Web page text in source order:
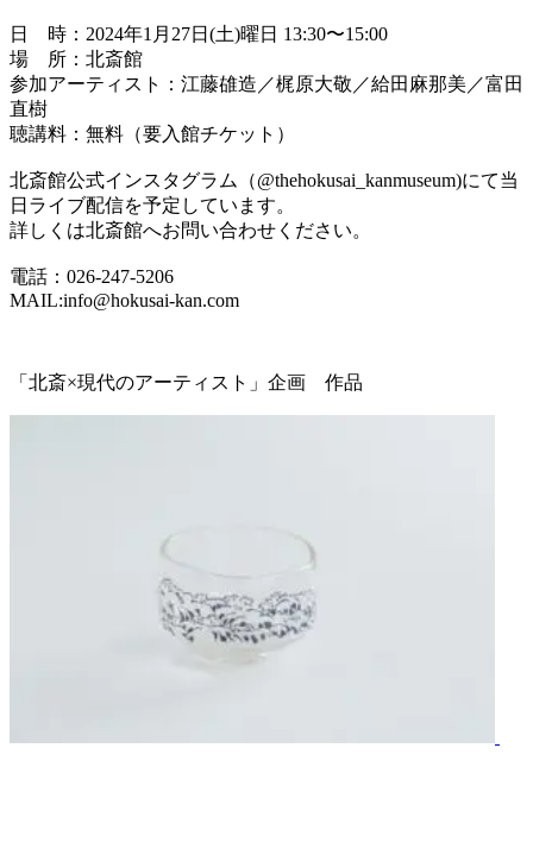
日 時：2024年1月27日(土)曜日 13:30〜15:00
場 所：北斎館
参加アーティスト：江藤䧺造／梶原大敬／給田麻那美／富田
直樹
聴講料：無料（要入館チケット）
北斎館公式インスタグラム（@thehokusai_kanmuseum)にて当
日ライブ配信を予定しています。
詳しくは北斎館へお問い合わせください。
電話：026-247-5206
MAIL:info@hokusai-kan.com
「北斎×現代のアーティスト」企画 作品